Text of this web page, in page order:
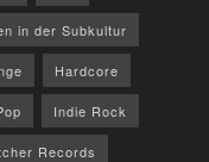
in der Subkultur
Hardcore
Indie Rock
Records